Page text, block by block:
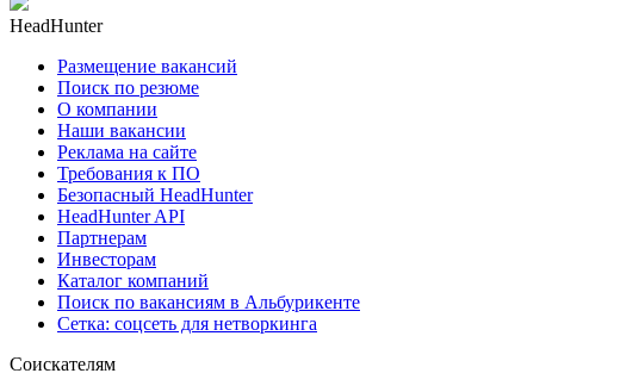
HeadHunter
Размещение вакансий
Поиск по резюме
О компании
Наши вакансии
Реклама на сайте
Требования к ПО
Безопасный HeadHunter
HeadHunter API
Партнерам
Инвесторам
Каталог компаний
Поиск по вакансиям в Альбурикенте
Сетка: соцсеть для нетворкинга
Соискателям